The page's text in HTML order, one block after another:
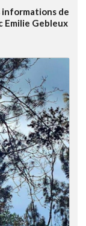
informations de
Emilie Gebleux